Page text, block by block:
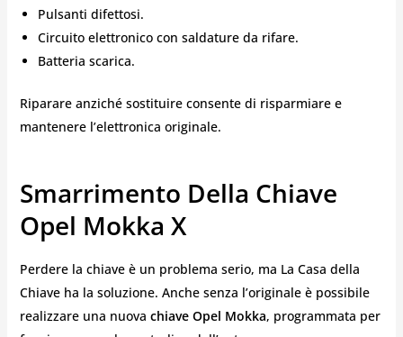
Pulsanti difettosi.
Circuito elettronico con saldature da rifare.
Batteria scarica.
Riparare anziché sostituire consente di risparmiare e
mantenere l’elettronica originale.
Smarrimento Della Chiave
Opel Mokka X
Perdere la chiave è un problema serio, ma La Casa della
Chiave ha la soluzione. Anche senza l’originale è possibile
realizzare una nuova chiave Opel Mokka, programmata per